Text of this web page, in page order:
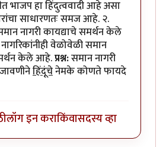
भाजप हा हिंदुत्ववादी आहे असा
साधारणतः समज आहे. २.
नागरी कायद्याचे समर्थन केले
वेळोवेळी समान
केले आहे.प्रश्न:समान नागरी
हिंदूंचेनेमके कोणते फायदे
लॉग इन कराकिंवासदस्य व्हा